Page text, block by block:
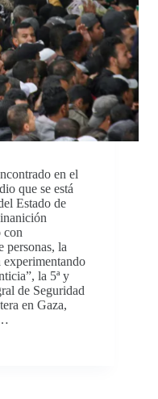
en el
que se está
Estado de
con
personas, la
experimentando
la 5ª y
de Seguridad
en Gaza,